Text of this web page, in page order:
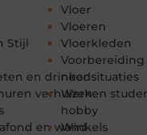
Stijl
en drinken
verhuizen
en wand
Vloer
Vloeren
Vloerkleden
Voorbereiding
noodsituaties
Werken
hobby
Winkels